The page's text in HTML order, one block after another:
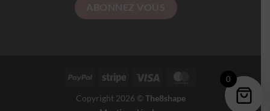
Copyright 2026 ©The8shape
0